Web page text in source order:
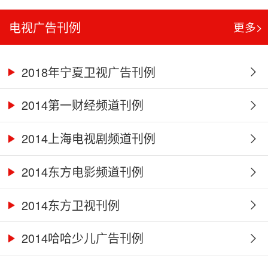
电视广告刊例 更多>
2018年宁夏卫视广告刊例
2014第一财经频道刊例
2014上海电视剧频道刊例
2014东方电影频道刊例
2014东方卫视刊例
2014哈哈少儿广告刊例